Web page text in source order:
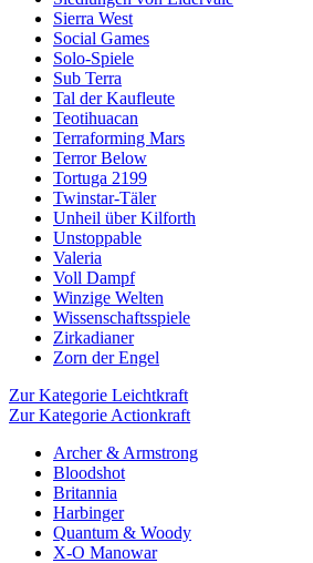
Sierra West
Social Games
Solo-Spiele
Sub Terra
Tal der Kaufleute
Teotihuacan
Terraforming Mars
Terror Below
Tortuga 2199
Twinstar-Täler
Unheil über Kilforth
Unstoppable
Valeria
Voll Dampf
Winzige Welten
Wissenschaftsspiele
Zirkadianer
Zorn der Engel
Zur Kategorie Leichtkraft
Zur Kategorie Actionkraft
Archer & Armstrong
Bloodshot
Britannia
Harbinger
Quantum & Woody
X-O Manowar